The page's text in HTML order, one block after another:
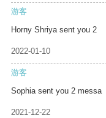
游客
Horny Shriya sent you 2
2022-01-10
游客
Sophia sent you 2 messa
2021-12-22